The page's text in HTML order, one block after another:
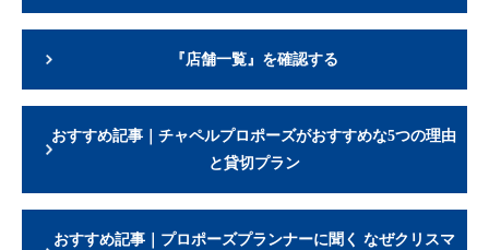
『店舗一覧』を確認する
おすすめ記事｜チャペルプロポーズがおすすめな5つの理由
と貸切プラン
おすすめ記事｜プロポーズプランナーに聞く なぜクリスマ